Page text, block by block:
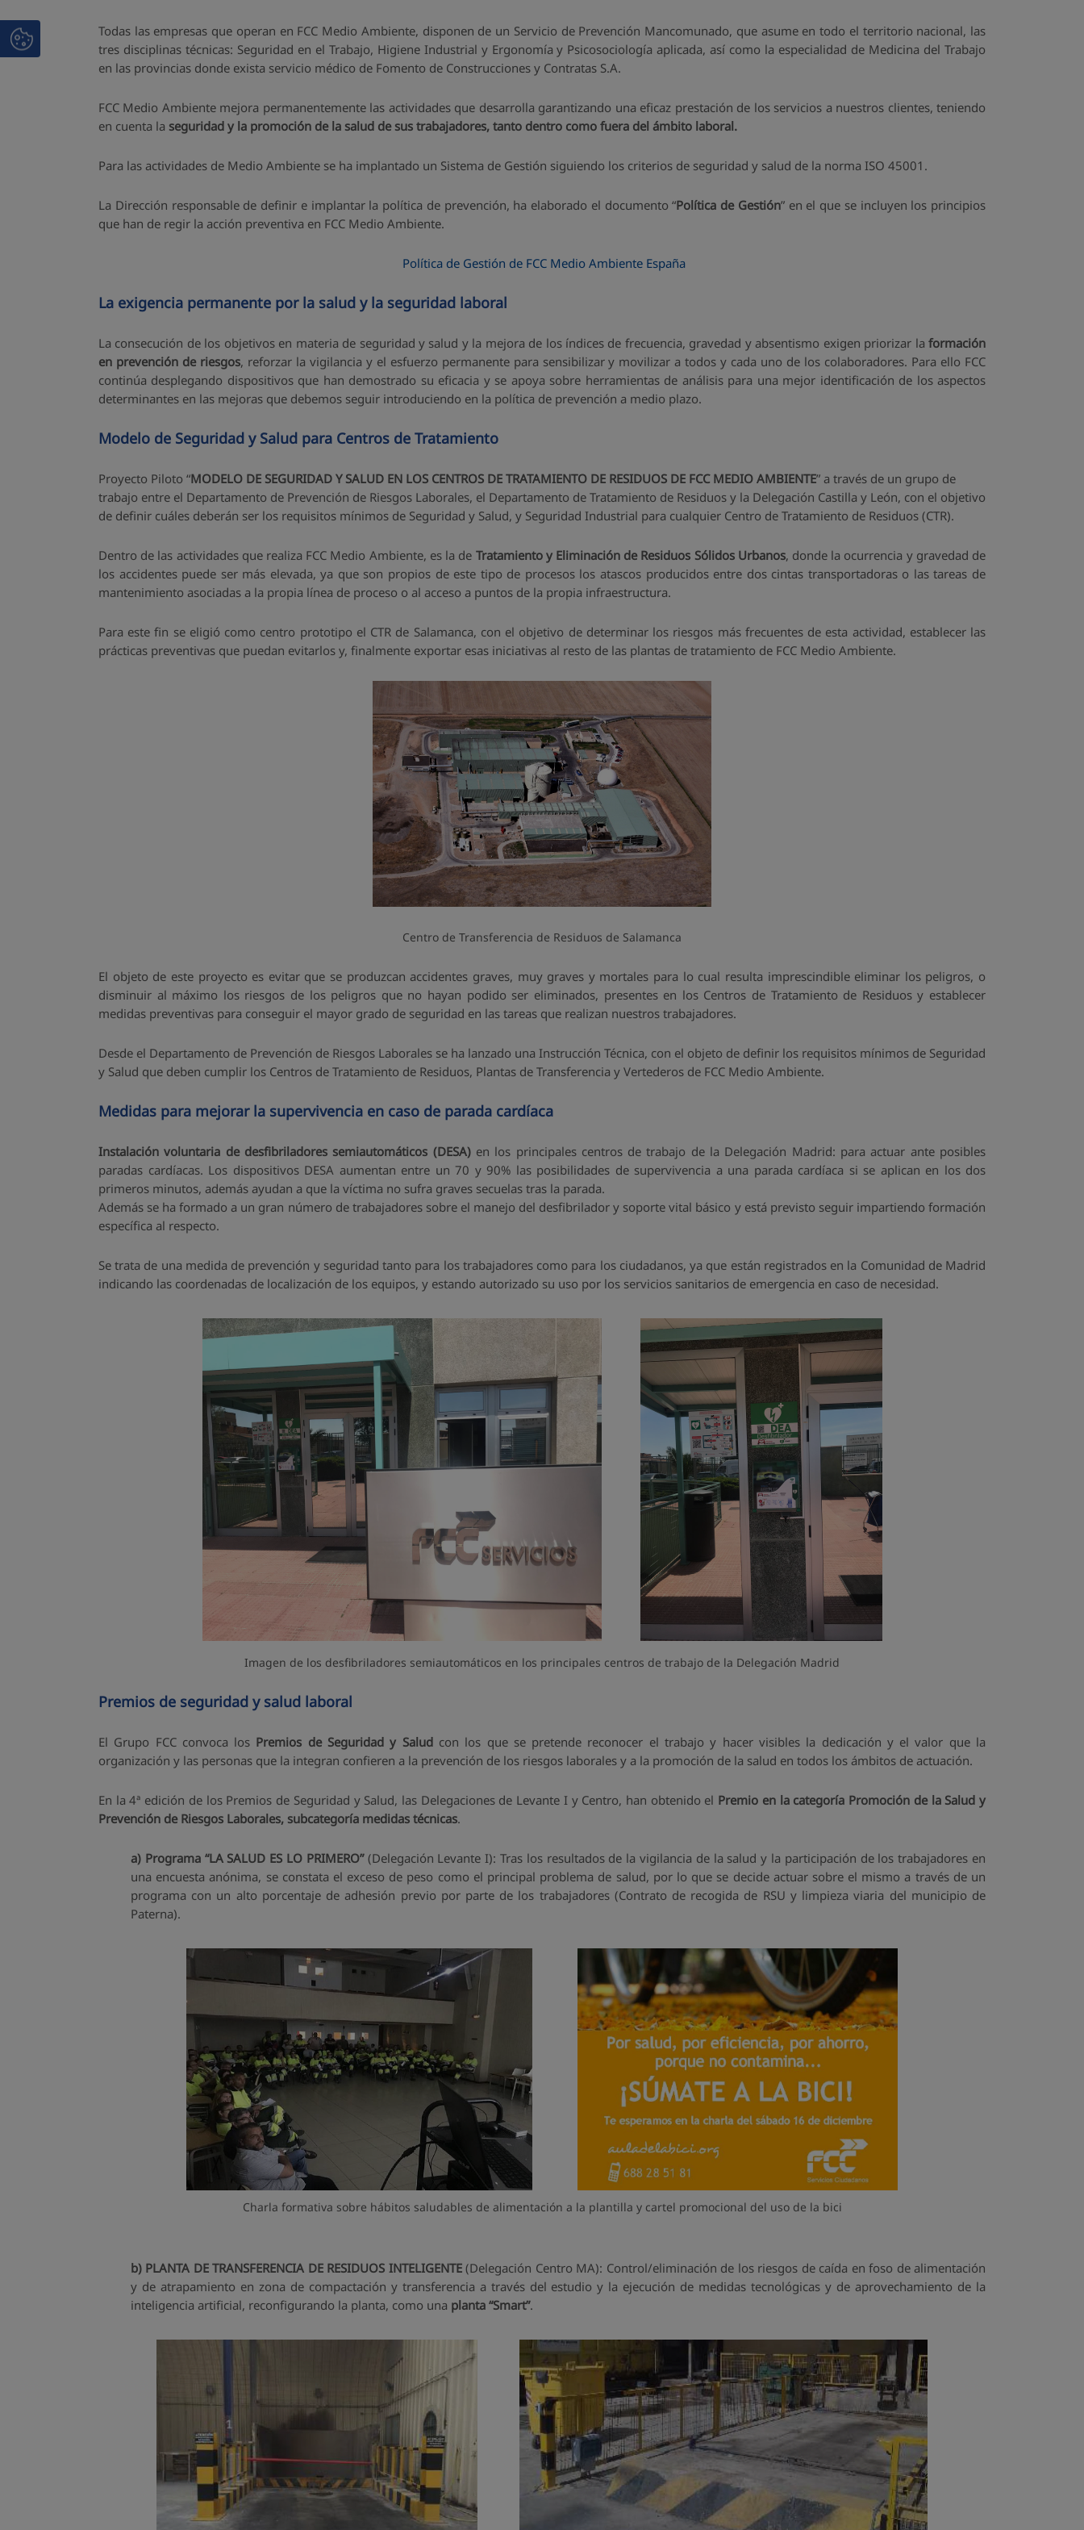
Todas las empresas que operan en FCC Medio Ambiente, disponen de un Servicio de Prevención Mancomunado, que asume en todo el territorio nacional, las
tres disciplinas técnicas: Seguridad en el Trabajo, Higiene Industrial y Ergonomía y Psicosociología aplicada, así como la especialidad de Medicina del Trabajo
en las provincias donde exista servicio médico de Fomento de Construcciones y Contratas S.A.
FCC Medio Ambiente mejora permanentemente las actividades que desarrolla garantizando una eficaz prestación de los servicios a nuestros clientes, teniendo
en cuenta la seguridad y la promoción de la salud de sus trabajadores, tanto dentro como fuera del ámbito laboral.
Para las actividades de Medio Ambiente se ha implantado un Sistema de Gestión siguiendo los criterios de seguridad y salud de la norma ISO 45001.
La Dirección responsable de definir e implantar la política de prevención, ha elaborado el documento “Política de Gestión” en el que se incluyen los principios
que han de regir la acción preventiva en FCC Medio Ambiente.
Política de Gestión de FCC Medio Ambiente España
La exigencia permanente por la salud y la seguridad laboral
La consecución de los objetivos en materia de seguridad y salud y la mejora de los índices de frecuencia, gravedad y absentismo exigen priorizar la formación
en prevención de riesgos, reforzar la vigilancia y el esfuerzo permanente para sensibilizar y movilizar a todos y cada uno de los colaboradores. Para ello FCC
continúa desplegando dispositivos que han demostrado su eficacia y se apoya sobre herramientas de análisis para una mejor identificación de los aspectos
determinantes en las mejoras que debemos seguir introduciendo en la política de prevención a medio plazo.
Modelo de Seguridad y Salud para Centros de Tratamiento
Proyecto Piloto “MODELO DE SEGURIDAD Y SALUD EN LOS CENTROS DE TRATAMIENTO DE RESIDUOS DE FCC MEDIO AMBIENTE” a través de un grupo de
trabajo entre el Departamento de Prevención de Riesgos Laborales, el Departamento de Tratamiento de Residuos y la Delegación Castilla y León, con el objetivo
de definir cuáles deberán ser los requisitos mínimos de Seguridad y Salud, y Seguridad Industrial para cualquier Centro de Tratamiento de Residuos (CTR).
Dentro de las actividades que realiza FCC Medio Ambiente, es la de Tratamiento y Eliminación de Residuos Sólidos Urbanos, donde la ocurrencia y gravedad de
los accidentes puede ser más elevada, ya que son propios de este tipo de procesos los atascos producidos entre dos cintas transportadoras o las tareas de
mantenimiento asociadas a la propia línea de proceso o al acceso a puntos de la propia infraestructura.
Para este fin se eligió como centro prototipo el CTR de Salamanca, con el objetivo de determinar los riesgos más frecuentes de esta actividad, establecer las
prácticas preventivas que puedan evitarlos y, finalmente exportar esas iniciativas al resto de las plantas de tratamiento de FCC Medio Ambiente.
Centro de Transferencia de Residuos de Salamanca
El objeto de este proyecto es evitar que se produzcan accidentes graves, muy graves y mortales para lo cual resulta imprescindible eliminar los peligros, o
disminuir al máximo los riesgos de los peligros que no hayan podido ser eliminados, presentes en los Centros de Tratamiento de Residuos y establecer
medidas preventivas para conseguir el mayor grado de seguridad en las tareas que realizan nuestros trabajadores.
Desde el Departamento de Prevención de Riesgos Laborales se ha lanzado una Instrucción Técnica, con el objeto de definir los requisitos mínimos de Seguridad
y Salud que deben cumplir los Centros de Tratamiento de Residuos, Plantas de Transferencia y Vertederos de FCC Medio Ambiente.
Medidas para mejorar la supervivencia en caso de parada cardíaca
Instalación voluntaria de desfibriladores semiautomáticos (DESA)en los principales centros de trabajo de la Delegación Madrid: para actuar ante posibles
paradas cardíacas. Los dispositivos DESA aumentan entre un 70 y 90% las posibilidades de supervivencia a una parada cardíaca si se aplican en los dos
primeros minutos, además ayudan a que la víctima no sufra graves secuelas tras la parada.
Además se ha formado a un gran número de trabajadores sobre el manejo del desfibrilador y soporte vital básico y está previsto seguir impartiendo formación
específica al respecto.
Se trata de una medida de prevención y seguridad tanto para los trabajadores como para los ciudadanos, ya que están registrados en la Comunidad de Madrid
indicando las coordenadas de localización de los equipos, y estando autorizado su uso por los servicios sanitarios de emergencia en caso de necesidad.
Imagen de los desfibriladores semiautomáticos en los principales centros de trabajo de la Delegación Madrid
Premios de seguridad y salud laboral
El Grupo FCC convoca los Premios de Seguridad y Saludcon los que se pretende reconocer el trabajo y hacer visibles la dedicación y el valor que la
organización y las personas que la integran confieren a la prevención de los riesgos laborales y a la promoción de la salud en todos los ámbitos de actuación.
En la 4ª edición de los Premios de Seguridad y Salud, las Delegaciones de Levante I y Centro, han obtenido el Premio en la categoría Promoción de la Salud y
Prevención de Riesgos Laborales, subcategoría medidas técnicas.
a) Programa “LA SALUD ES LO PRIMERO”(Delegación Levante I): Tras los resultados de la vigilancia de la salud y la participación de los trabajadores en
una encuesta anónima, se constata el exceso de peso como el principal problema de salud, por lo que se decide actuar sobre el mismo a través de un
programa con un alto porcentaje de adhesión previo por parte de los trabajadores (Contrato de recogida de RSU y limpieza viaria del municipio de
Paterna).
Charla formativa sobre hábitos saludables de alimentación a la plantilla y cartel promocional del uso de la bici
b) PLANTA DE TRANSFERENCIA DE RESIDUOS INTELIGENTE(Delegación Centro MA): Control/eliminación de los riesgos de caída en foso de alimentación
y de atrapamiento en zona de compactación y transferencia a través del estudio y la ejecución de medidas tecnológicas y de aprovechamiento de la
inteligencia artificial, reconfigurando la planta, como una planta “Smart”.